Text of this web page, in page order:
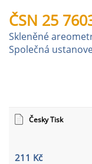
ČSN 25
Skleněné
Společná
Česky Tisk
211 Kč